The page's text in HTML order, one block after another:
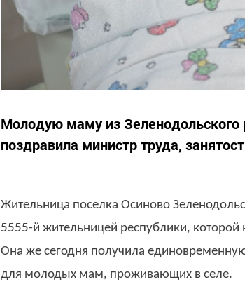
Молодую маму из
поздравила министр труда,
Жительница поселка Осиново
5555-й жительницей республики,
Она же сегодня получила
для молодых мам, проживающих в селе.